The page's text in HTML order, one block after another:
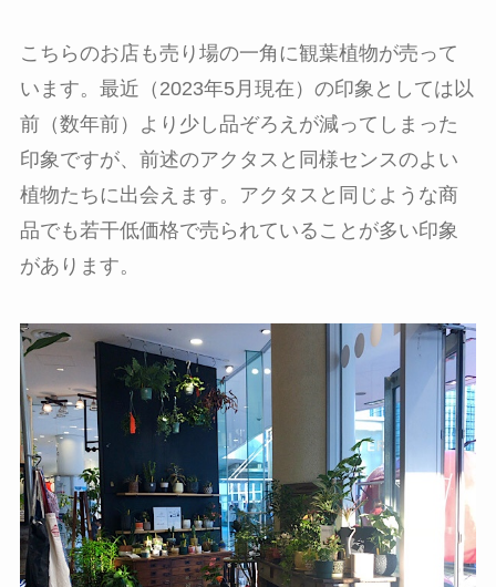
こちらのお店も売り場の一角に観葉植物が売って
います。最近（2023年5月現在）の印象としては以
前（数年前）より少し品ぞろえが減ってしまった
印象ですが、前述のアクタスと同様センスのよい
植物たちに出会えます。アクタスと同じような商
品でも若干低価格で売られていることが多い印象
があります。